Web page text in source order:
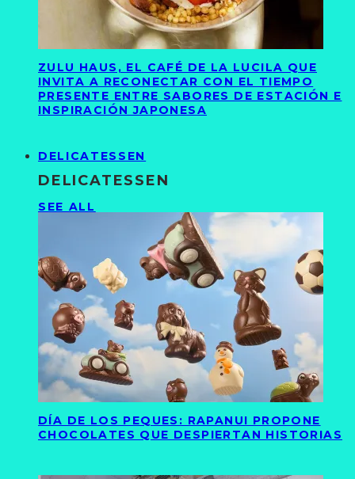
ZULU HAUS, EL CAFÉ DE LA LUCILA QUE
INVITA A RECONECTAR CON EL TIEMPO
PRESENTE ENTRE SABORES DE ESTACIÓN E
INSPIRACIÓN JAPONESA
DELICATESSEN
DELICATESSEN
SEE ALL
DÍA DE LOS PEQUES: RAPANUI PROPONE
CHOCOLATES QUE DESPIERTAN HISTORIAS